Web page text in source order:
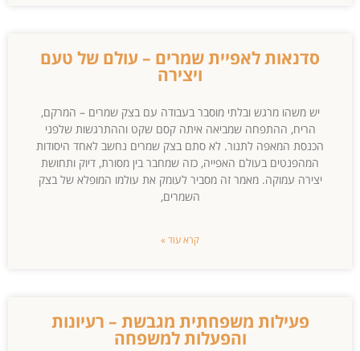
סדנאות לאפיית שמרים – עולם של טעם
ויצירה
יש משהו מרגש ובלתי מוסבר בעבודה עם בצק שמרים – המרקם,
הריח, ההתפחה שמביאה איתה קסם שקט וההתרגשות שלפני
הכנסת המאפה לתנור. לא סתם בצק שמרים נחשב לאחד היסודות
המהפנטים בעולם האפייה, כזה שמחבר בין מסורת, דיוק ותחושת
יצירה עמוקה. מאמר זה מסביר לעומק את עולמו המופלא של בצק
השמרים,
קרא עוד »
פעילות משפחתית מגבשת – רעיונות
והפעלות למשפחה